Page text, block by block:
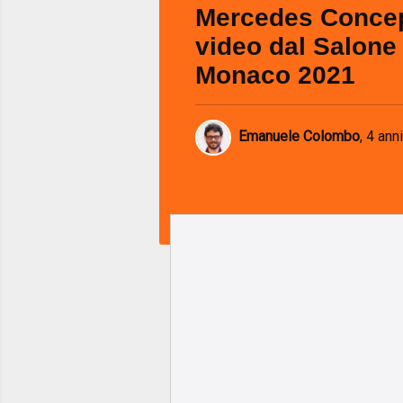
Mercedes
video dal Salone
Monaco 2021
Emanuele Colombo, 4